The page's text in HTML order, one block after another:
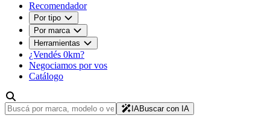
Recomendador
Por tipo
Por marca
Herramientas
¿Vendés 0km?
Negociamos por vos
Catálogo
IABuscar con IA